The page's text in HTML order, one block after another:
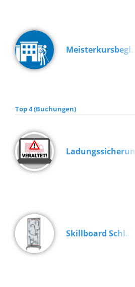
Meisterkursbegl…
Top 4 (Buchungen)
Ladungssicherung
Skillboard Schl…